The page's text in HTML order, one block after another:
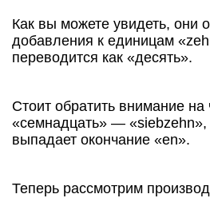
Как вы можете увидеть, они
добавления к единицам
переводится как «десять».
Стоит обратить внимание на
«семнадцать» — «siebzehn»,
выпадает окончание «en».
Теперь рассмотрим